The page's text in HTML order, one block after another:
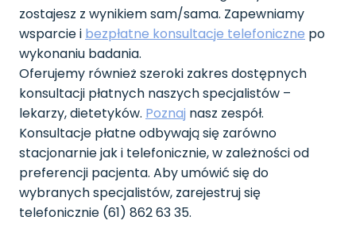
zostajesz z wynikiem sam/sama. Zapewniamy
wsparcie i bezpłatne konsultacje telefoniczne po
wykonaniu badania.
Oferujemy również szeroki zakres dostępnych
konsultacji płatnych naszych specjalistów –
lekarzy, dietetyków. Poznaj nasz zespół.
Konsultacje płatne odbywają się zarówno
stacjonarnie jak i telefonicznie, w zależności od
preferencji pacjenta. Aby umówić się do
wybranych specjalistów, zarejestruj się
telefonicznie (61) 862 63 35.